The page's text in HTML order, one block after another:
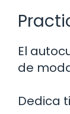
El
de
Dedica